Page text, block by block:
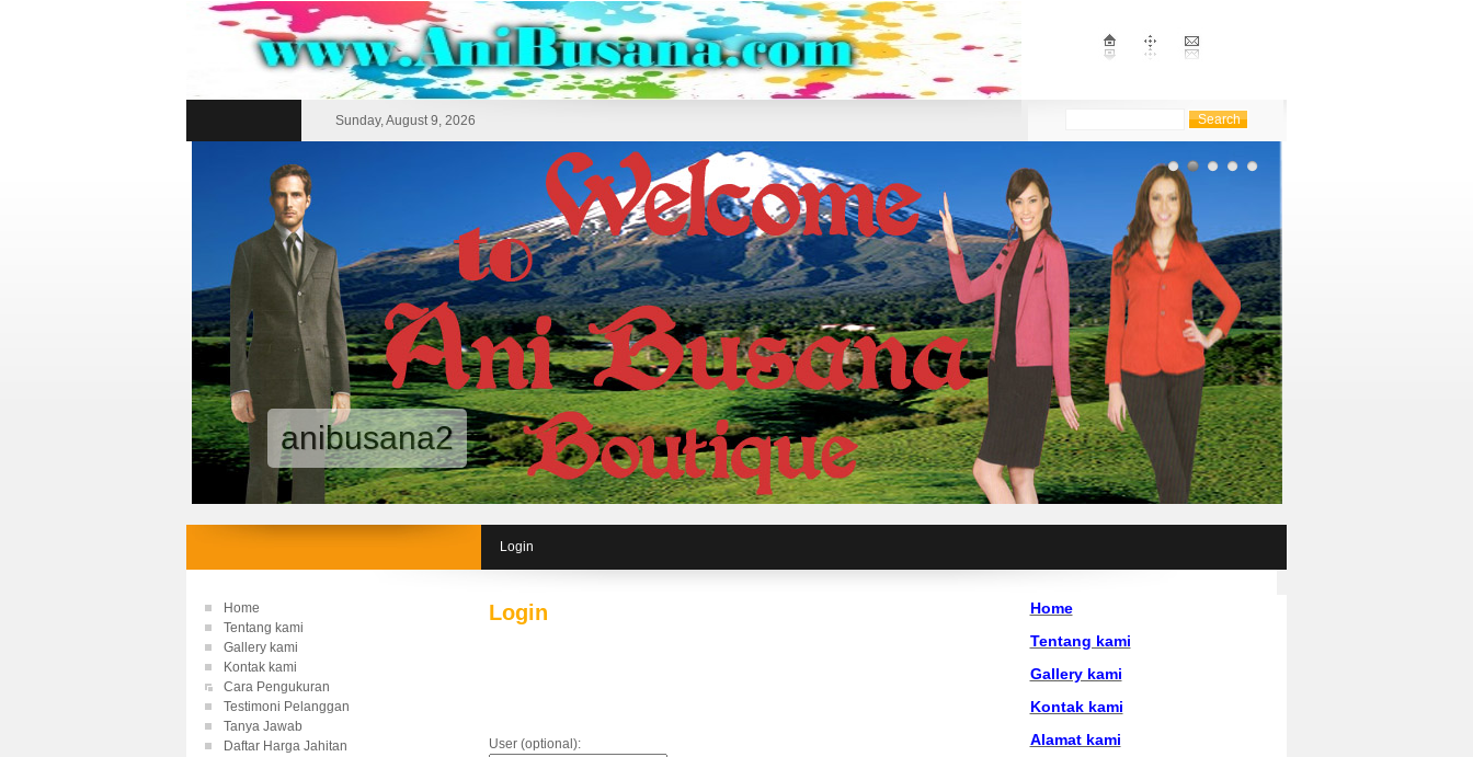
Sunday, August 9, 2026
Login
Home
Tentang kami
Gallery kami
Kontak kami
Cara Pengukuran
Testimoni Pelanggan
Tanya Jawab
Daftar Harga Jahitan
Login
User (optional):
Home
Tentang kami
Gallery kami
Kontak kami
Alamat kami